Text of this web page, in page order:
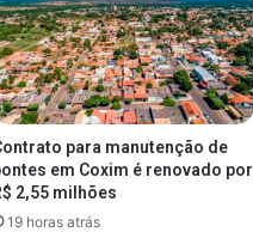
para manutenção de
em Coxim é renovado por
2,55 milhões
19 horas atrás